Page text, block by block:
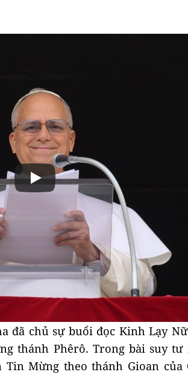
đã chủ sự buổi đọc Kinh Lạy
thánh Phêrô. Trong bài suy
Mừng theo thánh Gioan của